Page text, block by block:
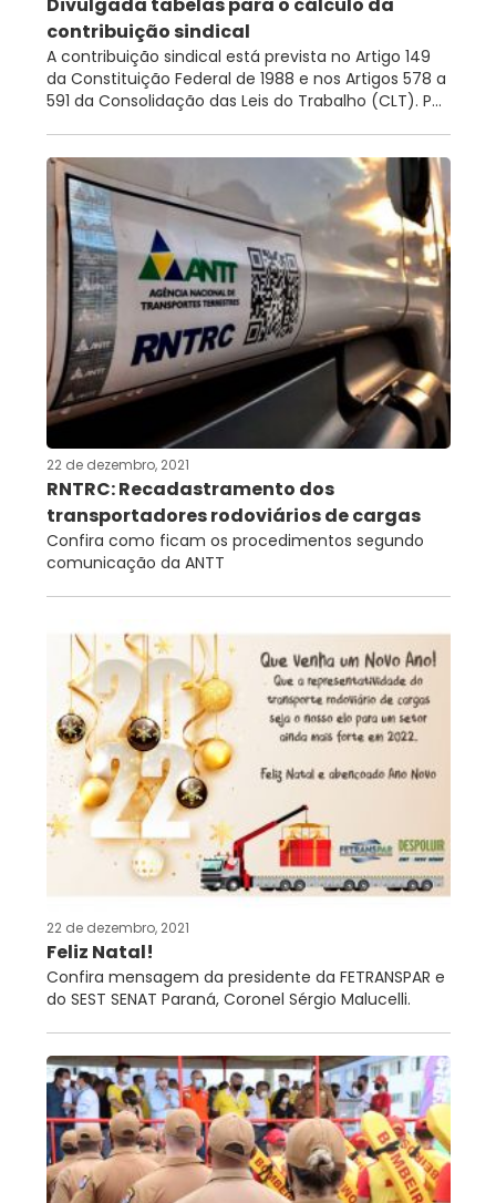
contribuição sindical
A contribuição sindical está prevista no Artigo 149
da Constituição Federal de 1988 e nos Artigos 578 a
591 da Consolidação das Leis do Trabalho (CLT). P...
22 de dezembro, 2021
RNTRC: Recadastramento dos
transportadores rodoviários de cargas
Confira como ficam os procedimentos segundo
comunicação da ANTT
22 de dezembro, 2021
Feliz Natal!
Confira mensagem da presidente da FETRANSPAR e
do SEST SENAT Paraná, Coronel Sérgio Malucelli.